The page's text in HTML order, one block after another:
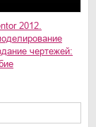
2012.
чертежей: